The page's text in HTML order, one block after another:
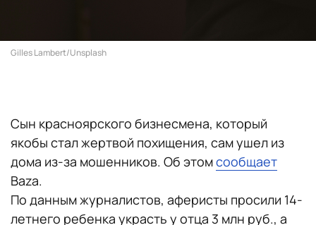
Gilles Lambert/Unsplash
Сын красноярского бизнесмена, который
якобы стал жертвой похищения, сам ушел из
дома из-за мошенников. Об этомсообщает
Baza.
По данным журналистов, аферисты просили 14-
летнего ребенка украсть у отца 3 млн руб., а